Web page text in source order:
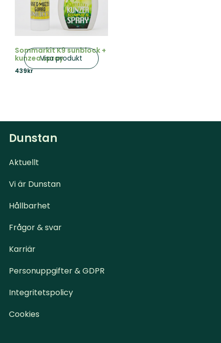
Sommarkit K9 sunblock +
kunzea spray
439kr
Visa produkt
Dunstan
Aktuellt
Vi är Dunstan
Hållbarhet
Frågor & svar
Karriär
Personuppgifter & GDPR
Integritetspolicy
Cookies